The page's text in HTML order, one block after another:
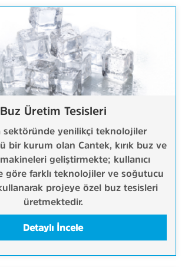
Buz Üretim Tesisleri
sektöründe yenilikçi teknolojiler
bir kurum olan Cantek, kırık buz ve
geliştirmekte; kullanıcı
göre farklı teknolojiler ve soğutucu
projeye özel buz tesisleri
üretmektedir.
Detaylı İncele